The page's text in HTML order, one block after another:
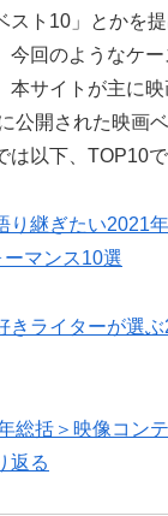
スト10」とかを
今回のようなケ
本サイトが主に
公開された映画
以下、TOP10で
り継ぎたい2021
マンス10選
きライターが選
総括＞映像コン
返る